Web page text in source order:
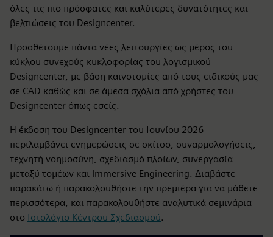
όλες τις πιο πρόσφατες και καλύτερες δυνατότητες και
βελτιώσεις του Designcenter.
Προσθέτουμε πάντα νέες λειτουργίες ως μέρος του
κύκλου συνεχούς κυκλοφορίας του λογισμικού
Designcenter, με βάση καινοτομίες από τους ειδικούς μας
σε CAD καθώς και σε άμεσα σχόλια από χρήστες του
Designcenter όπως εσείς.
Η έκδοση του Designcenter του Ιουνίου 2026
περιλαμβάνει ενημερώσεις σε σκίτσο, συναρμολογήσεις,
τεχνητή νοημοσύνη, σχεδιασμό πλοίων, συνεργασία
μεταξύ τομέων και Immersive Engineering. Διαβάστε
παρακάτω ή παρακολουθήστε την πρεμιέρα για να μάθετε
περισσότερα, και παρακολουθήστε αναλυτικά σεμινάρια
στο Ιστολόγιο Κέντρου Σχεδιασμού.